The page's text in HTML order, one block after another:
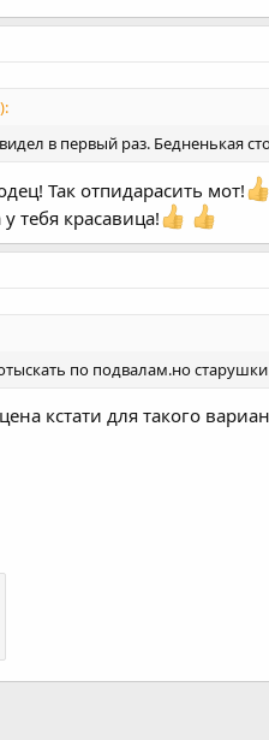
в первый раз. Бедненькая
Так отпидарасить мот!
тебя красавица!
по подвалам.но
кстати для такого